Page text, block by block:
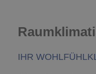
IHR